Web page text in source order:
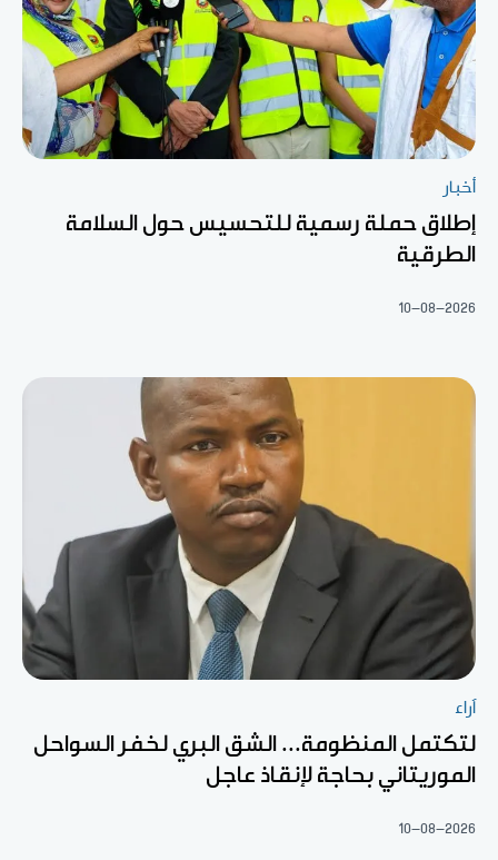
أخبار
إطلاق حملة رسمية للتحسيس حول السلامة
الطرقية
10-08-2026
آراء
لتكتمل المنظومة... الشق البري لخفر السواحل
الموريتاني بحاجة لإنقاذ عاجل
10-08-2026